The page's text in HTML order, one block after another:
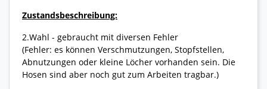
Zustandsbeschreibung:
2.Wahl - gebraucht mit diversen Fehler
(Fehler: es können Verschmutzungen, Stopfstellen,
Abnutzungen oder kleine Löcher vorhanden sein. Die
Hosen sind aber noch gut zum Arbeiten tragbar.)